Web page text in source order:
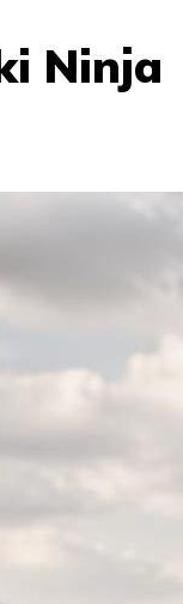
Ninja